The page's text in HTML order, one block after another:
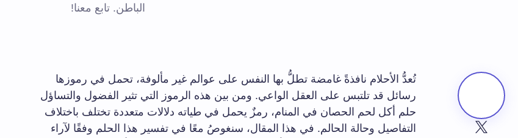
الباطن. تابع معنا!
تُعدُّ الأحلام نافذةً غامضة تطلُّ بها النفس على عوالم غير مألوفة، تحمل في رموزها
رسائل قد تلتبس على العقل الواعي. ومن بين هذه الرموز التي تثير الفضول والتساؤل
حلم أكل لحم الحصان في المنام، رمزٌ يحمل في طياته دلالات متعددة تختلف باختلاف
التفاصيل وحالة الحالم. في هذا المقال، سنغوصُ معًا في تفسير هذا الحلم وفقًا لآراء